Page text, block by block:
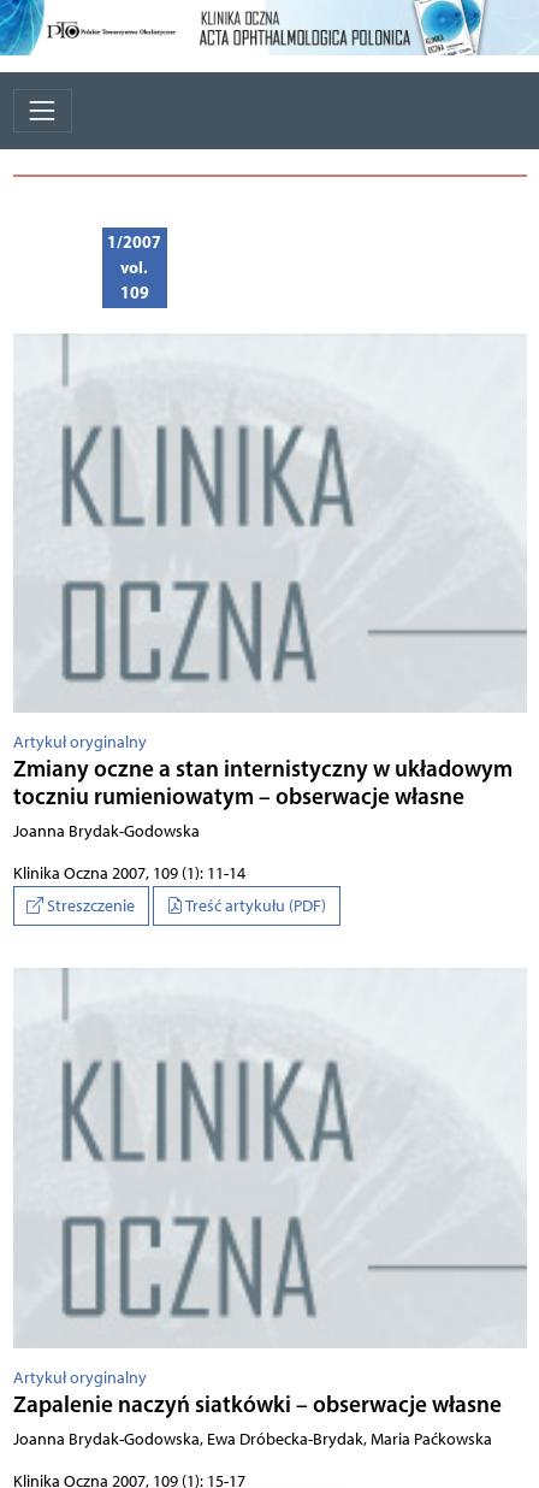
1/2007
vol.
109
Artykuł oryginalny
Zmiany oczne a stan internistyczny w układowym
toczniu rumieniowatym – obserwacje własne
Joanna Brydak-Godowska
Klinika Oczna 2007, 109 (1): 11-14
Streszczenie
Treść artykułu (PDF)
Artykuł oryginalny
Zapalenie naczyń siatkówki – obserwacje własne
Joanna Brydak-Godowska, Ewa Dróbecka-Brydak, Maria Paćkowska
Klinika Oczna 2007, 109 (1): 15-17